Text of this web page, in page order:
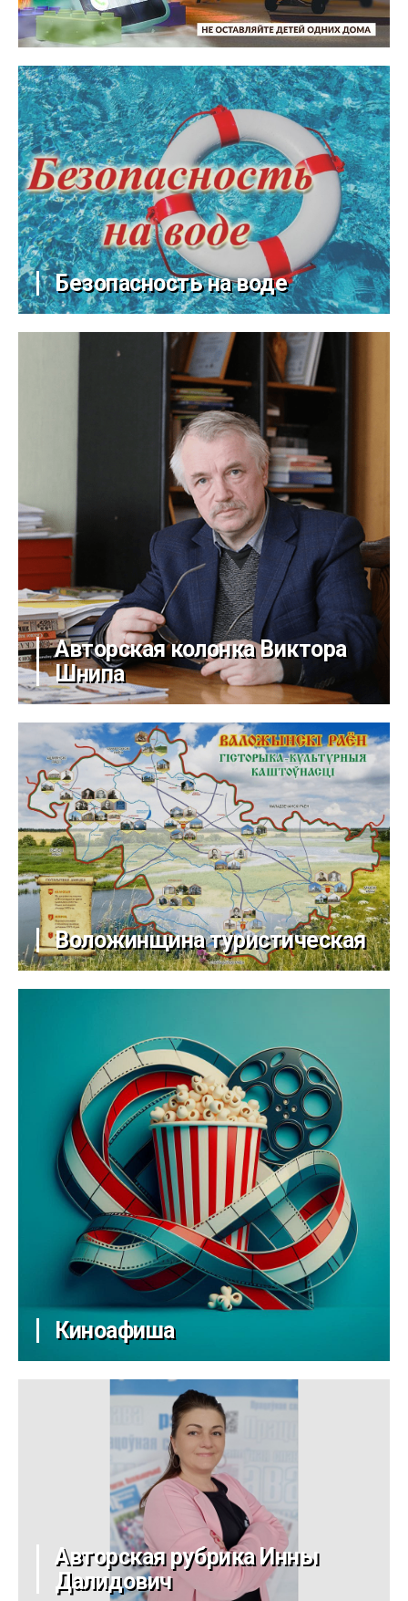
Безопасность на воде
Авторская колонка Виктора
Шнипа
Воложинщина туристическая
Киноафиша
Авторская рубрика Инны
Далидович